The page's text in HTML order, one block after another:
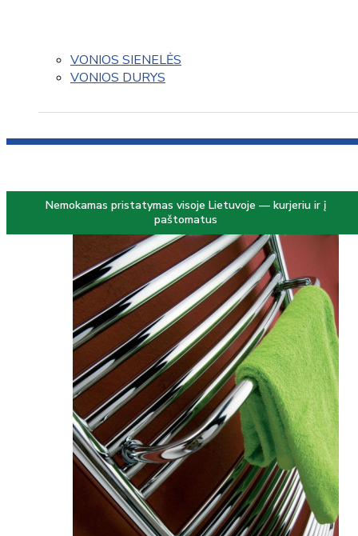
VONIOS SIENELĖS
VONIOS DURYS
Nemokamas pristatymas visoje Lietuvoje — kurjeriu ir į
paštomatus